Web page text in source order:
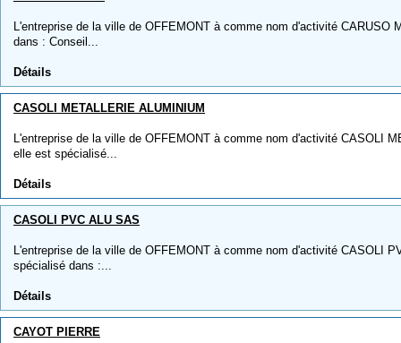
L'entreprise de la ville de OFFEMONT à comme nom d'activité CARUSO
dans : Conseil...
Détails
CASOLI METALLERIE ALUMINIUM
L'entreprise de la ville de OFFEMONT à comme nom d'activité CASOLI
elle est spécialisé...
Détails
CASOLI PVC ALU SAS
L'entreprise de la ville de OFFEMONT à comme nom d'activité CASOLI
spécialisé dans :...
Détails
CAYOT PIERRE